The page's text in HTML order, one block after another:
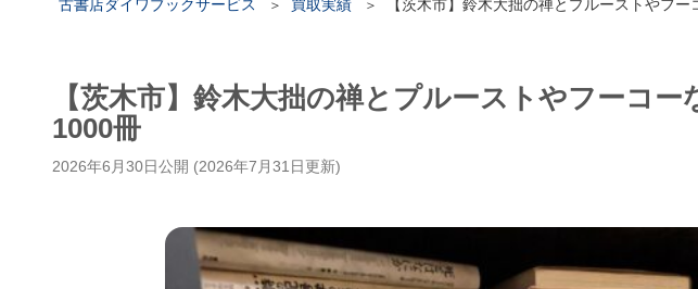
古書店ダイワブックサービス 買取実績 【茨木市】鈴木大拙の禅とプルーストやフ
【茨木市】鈴木大拙の禅とプルーストやフーコ
1000冊
2026年6月30日公開 (2026年7月31日更新)